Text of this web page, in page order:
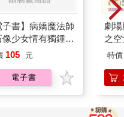
子書】病嬌魔法師
像少女情有獨鍾
女融化在愛徒的
105 元
電子書
劇
之
樂
組
特價